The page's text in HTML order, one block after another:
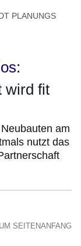
PLANUNGS
wird fit
am
nutzt das
SEITENANFANG